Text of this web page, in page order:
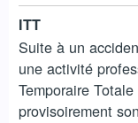
ITT
Suite à un
une activité
Temporaire
provisoirement